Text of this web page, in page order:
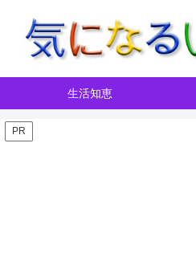
生活知恵
PR